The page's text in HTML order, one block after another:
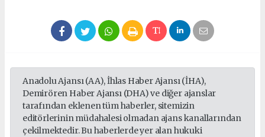
Anadolu Ajansı (AA), İhlas Haber Ajansı (İHA),
Demirören Haber Ajansı (DHA) ve diğer ajanslar
tarafından eklenen tüm haberler, sitemizin
editörlerinin müdahalesi olmadan ajans kanallarından
çekilmektedir. Bu haberlerde yer alan hukuki